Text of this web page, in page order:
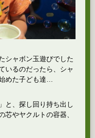
シャボン玉遊びでした
いるのだったら、シャ
めた子ども達…
と、探し回り持ち出し
芯やヤクルトの容器、